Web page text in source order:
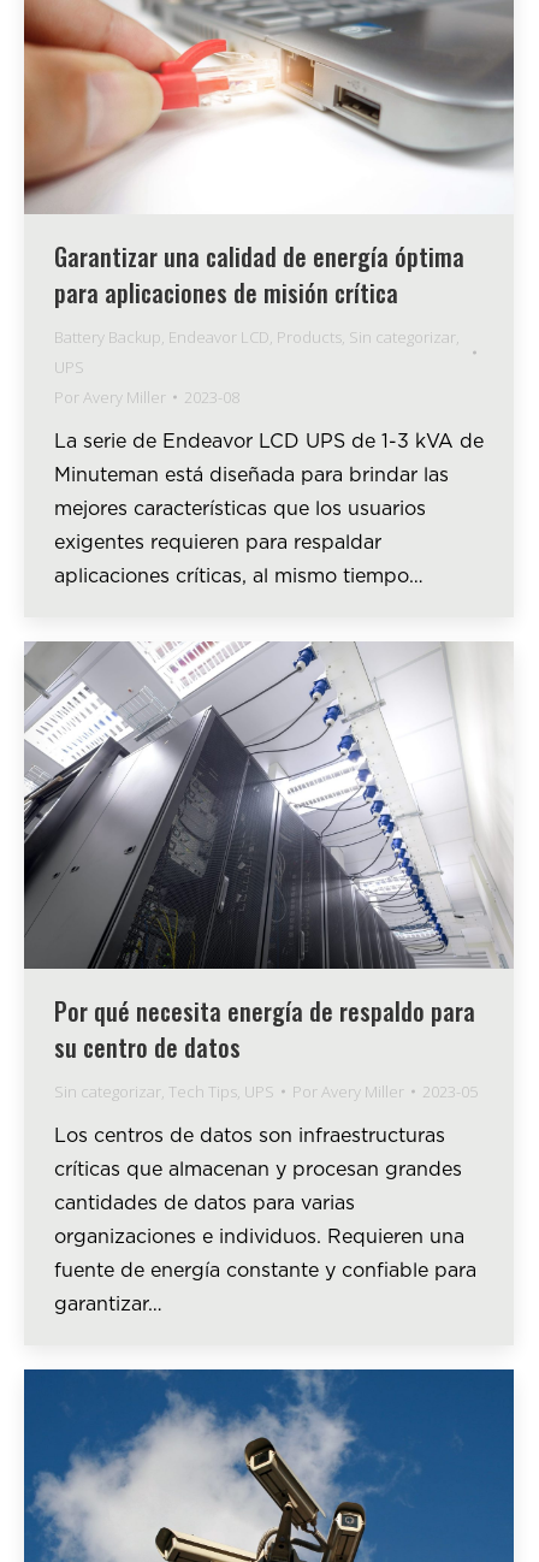
Garantizar una calidad de energía óptima
para aplicaciones de misión crítica
Battery Backup, Endeavor LCD, Products, Sin categorizar,
UPS
PorAvery Miller 2023-08
La serie de Endeavor LCD UPS de 1-3 kVA de
Minuteman está diseñada para brindar las
mejores características que los usuarios
exigentes requieren para respaldar
aplicaciones críticas, al mismo tiempo…
Por qué necesita energía de respaldo para
su centro de datos
Sin categorizar, Tech Tips, UPS PorAvery Miller 2023-05
Los centros de datos son infraestructuras
críticas que almacenan y procesan grandes
cantidades de datos para varias
organizaciones e individuos. Requieren una
fuente de energía constante y confiable para
garantizar…